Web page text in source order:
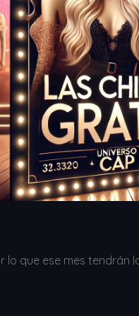
Outlook Live
lo que ese mes tendrán